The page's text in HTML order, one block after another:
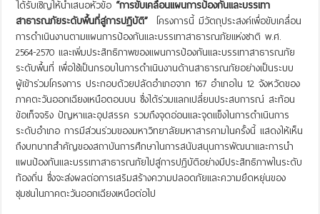
ได้รับเชิญให้นำเสนอหัวข้อ “การขับเคลื่อนแผนการป้องกันและบรรเทา
สาธารณภัยระดับพื้นที่สู่การปฏิบัติ” โครงการนี้ มีวัตถุประสงค์เพื่อขับเคลื่อน
การดำเนินงานตามแผนการป้องกันและบรรเทาสาธารณภัยแห่งชาติ พ.ศ.
2564-2570 และเพิ่มประสิทธิภาพของแผนการป้องกันและบรรเทาสาธารณภัย
ระดับพื้นที่ เพื่อใช้เป็นกรอบในการดำเนินงานด้านสาธารณภัยอย่างเป็นระบบ
ผู้เข้าร่วมโครงการ ประกอบด้วยปลัดอำเภอจาก 167 อำเภอใน 12 จังหวัดของ
ภาคตะวันออกเฉียงเหนือตอนบน ซึ่งได้ร่วมแลกเปลี่ยนประสบการณ์ สะท้อน
ข้อเท็จจริง ปัญหาและอุปสรรค รวมถึงจุดอ่อนและจุดแข็งในการดำเนินการ
ระดับอำเภอ การมีส่วนร่วมของมหาวิทยาลัยมหาสารคามในครั้งนี้ แสดงให้เห็น
ถึงบทบาทสำคัญของสถาบันการศึกษาในการสนับสนุนการพัฒนาและการนำ
แผนป้องกันและบรรเทาสาธารณภัยไปสู่การปฏิบัติอย่างมีประสิทธิภาพในระดับ
ท้องถิ่น ซึ่งจะส่งผลต่อการเสริมสร้างความปลอดภัยและความยืดหยุ่นของ
ชุมชนในภาคตะวันออกเฉียงเหนือต่อไป